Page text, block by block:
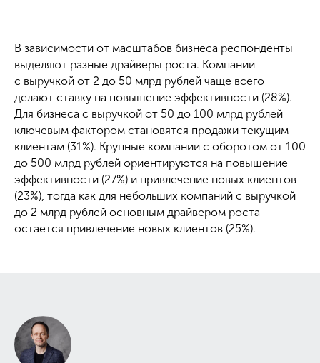
В зависимости от масштабов бизнеса респонденты
выделяют разные драйверы роста. Компании
с выручкой от 2 до 50 млрд рублей чаще всего
делают ставку на повышение эффективности (28%).
Для бизнеса с выручкой от 50 до 100 млрд рублей
ключевым фактором становятся продажи текущим
клиентам (31%). Крупные компании с оборотом от 100
до 500 млрд рублей ориентируются на повышение
эффективности (27%) и привлечение новых клиентов
(23%), тогда как для небольших компаний с выручкой
до 2 млрд рублей основным драйвером роста
остается привлечение новых клиентов (25%).